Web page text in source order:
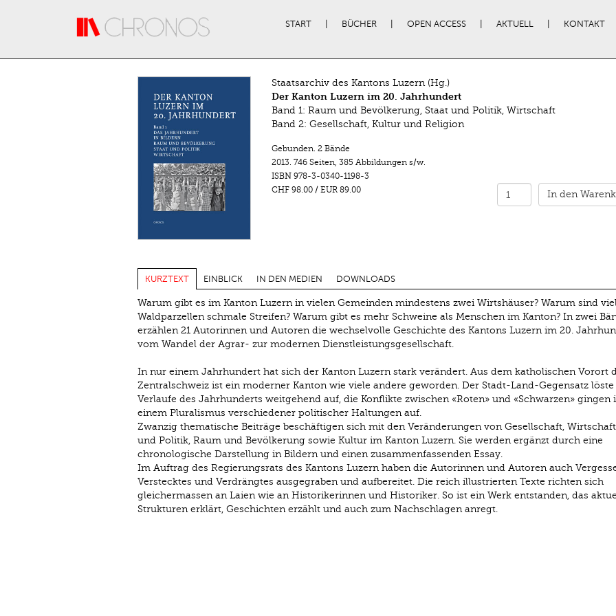
START BÜCHER OPEN ACCESS AKTUELL KONTAKT
Staatsarchiv des Kantons Luzern (Hg.)
Der Kanton Luzern im 20. Jahrhundert
Band 1: Raum und Bevölkerung, Staat und Politik, Wirtschaft
Band 2: Gesellschaft, Kultur und Religion
Gebunden. 2 Bände
2013. 746 Seiten, 385 Abbildungen s/w.
ISBN 978-3-0340-1198-3
CHF 98.00/ EUR 89.00 In den
KURZTEXT EINBLICK IN DEN MEDIEN DOWNLOADS
Warum gibt es im Kanton Luzern in vielen Gemeinden mindestens zwei Wirtshäuser? Warum sind
Waldparzellen schmale Streifen? Warum gibt es mehr Schweine als Menschen im Kanton? In zwei
erzählen 21 Autorinnen und Autoren die wechselvolle Geschichte des Kantons Luzern im 20.
vom Wandel der Agrar- zur modernen Dienstleistungsgesellschaft.
In nur einem Jahrhundert hat sich der Kanton Luzern stark verändert. Aus dem katholischen Vorort
Zentralschweiz ist ein moderner Kanton wie viele andere geworden. Der Stadt-Land-Gegensatz
Verlaufe des Jahrhunderts weitgehend auf, die Konflikte zwischen «Roten» und «Schwarzen» gingen
einem Pluralismus verschiedener politischer Haltungen auf.
Zwanzig thematische Beiträge beschäftigen sich mit den Veränderungen von Gesellschaft,
und Politik, Raum und Bevölkerung sowie Kultur im Kanton Luzern. Sie werden ergänzt durch eine
chronologische Darstellung in Bildern und einen zusammenfassenden Essay.
Im Auftrag des Regierungsrats des Kantons Luzern haben die Autorinnen und Autoren auch
Verstecktes und Verdrängtes ausgegraben und aufbereitet. Die reich illustrierten Texte richten sich
gleichermassen an Laien wie an Historikerinnen und Historiker. So ist ein Werk entstanden, das
Strukturen erklärt, Geschichten erzählt und auch zum Nachschlagen anregt.